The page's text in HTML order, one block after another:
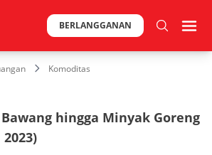
BERLANGGANAN
Komoditas
hingga Minyak Goreng